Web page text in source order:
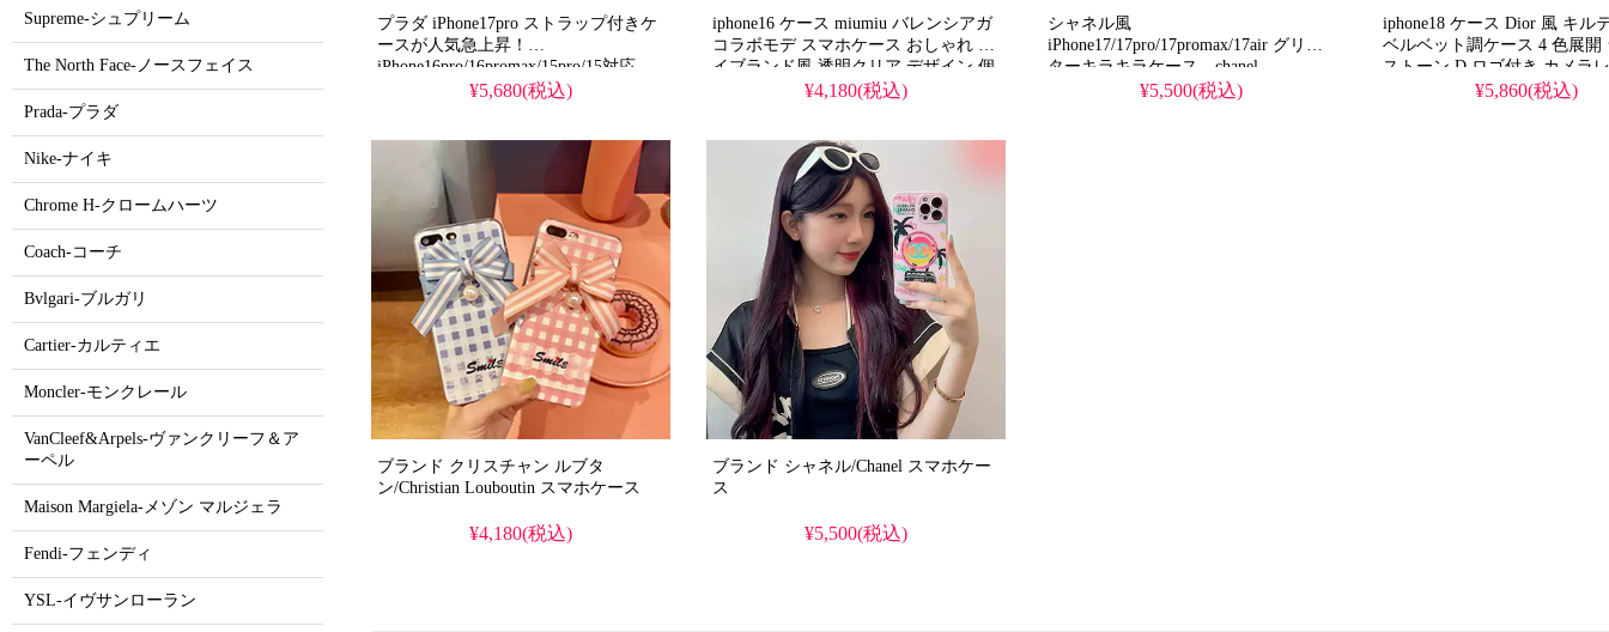
Supreme-シュプリーム
The North Face-ノースフェイス
Prada-プラダ
Nike-ナイキ
Chrome H-クロームハーツ
Coach-コーチ
Bvlgari-ブルガリ
Cartier-カルティエ
Moncler-モンクレール
VanCleef&Arpels-ヴァンクリーフ＆ア
ーペル
Maison Margiela-メゾン マルジェラ
Fendi-フェンディ
YSL-イヴサンローラン
プラダ iPhone17pro ストラップ付きケ
ースが人気急上昇！
iPhone16pro/16promax/15pro/15対応、
水滴グラデーション＆シルバーバンパ
iPhone17ケースとして使える格安価
格、iPhone16pro/15promaxケースとし
てもおすすめの多機能アイテム！
¥5,680(税込)
iphone16 ケース miumiu バレンシアガ
コラボモデ スマホケース おしゃれ ハ
イブランド風 透明クリア デザイン 個
性的 ブランドロゴ ステッカー風 携帯
¥4,180(税込)
シャネル風
iPhone17/17pro/17promax/17air グリッ
ターキラキラケース。chanel
iPhone16/16pro アイコンプリント 高級
¥5,500(税込)
iphone18 ケース Dior 風 キル
ベルベット調ケース 4 色展開
ストーン D ロゴ付き カメラ
レーム保護 耐衝撃 傷防止 お
¥5,860(税込)
ブランド クリスチャン ルブタ
ン/Christian Louboutin スマホケース
¥4,180(税込)
ブランド シャネル/Chanel スマホケー
ス
¥5,500(税込)